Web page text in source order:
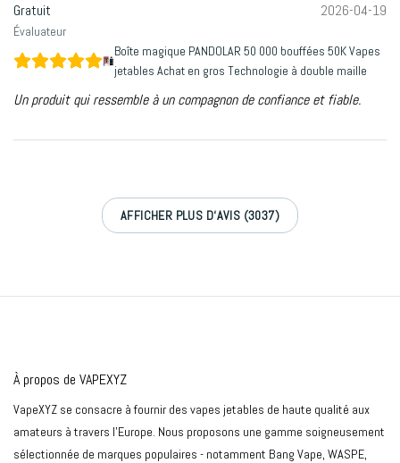
Gratuit
Évaluateur
2026-04-19
Boîte magique PANDOLAR 50 000 bouffées 50K Vapes
jetables Achat en gros Technologie à double maille
Un produit qui ressemble à un compagnon de confiance et fiable.
AFFICHER PLUS D‘AVIS (3037)
À propos de VAPEXYZ
VapeXYZ se consacre à fournir des vapes jetables de haute qualité aux
amateurs à travers l'Europe. Nous proposons une gamme soigneusement
sélectionnée de marques populaires - notamment Bang Vape, WASPE,